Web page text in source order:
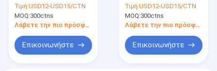
Soba για τα
εστιατόρια
Τιμή:USD12-USD15/CTN
MOQ:300ctns
Λάβετε την πιο πρόσφατη τιμή
Επικοινωνήστε
εστιατορίων ύφους
νουντλς Udon Soba
Τιμή:USD12-USD15/CTN
MOQ:300ctns
Λάβετε την πιο πρόσφατη τιμή
Επικοινωνήστε